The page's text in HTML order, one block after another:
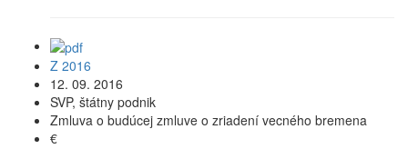
Z 2016
12. 09. 2016
SVP, štátny podnik
Zmluva o budúcej zmluve o zriadení vecného bremena
€